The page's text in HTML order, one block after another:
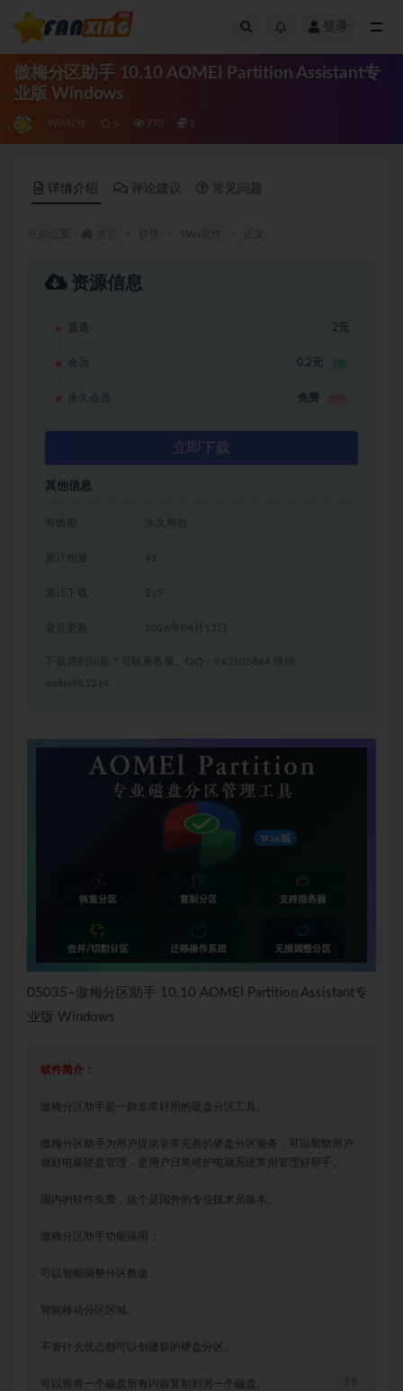
登录
傲梅分区助手 10.10 AOMEI Partition Assistant专
业版 Windows
Win软件 5 770 2
详情介绍 评论建议 常见问题
资源信息
普通 2元
会员 0.2元 1折
永久会员 免费
立即下载
其他信息
有效期 永久有效
累计销量 41
累计下载 219
2026年04月13日
下载遇到问题？可联系客服。QQ：943105864 微信：
wubo961214
05035–傲梅分区助手 10.10 AOMEI Partition Assistant专
业版 Windows
软件简介：
傲梅分区助手是一款非常好用的硬盘分区工具。
傲梅分区助手为用户提供非常完善的硬盘分区服务，可以帮助用户
做好电脑硬盘管理，是用户日常维护电脑系统常用管理好帮手。
国内的软件免费，这个是国外的专业技术员版本。
傲梅分区助手功能说明：
可以智能调整分区数值。
智能移动分区区域。
不管什么状态都可以创建新的硬盘分区。
可以将将一个磁盘所有内容复制到另一个磁盘。